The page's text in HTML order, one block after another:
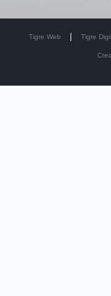
Tigre Web Tigre